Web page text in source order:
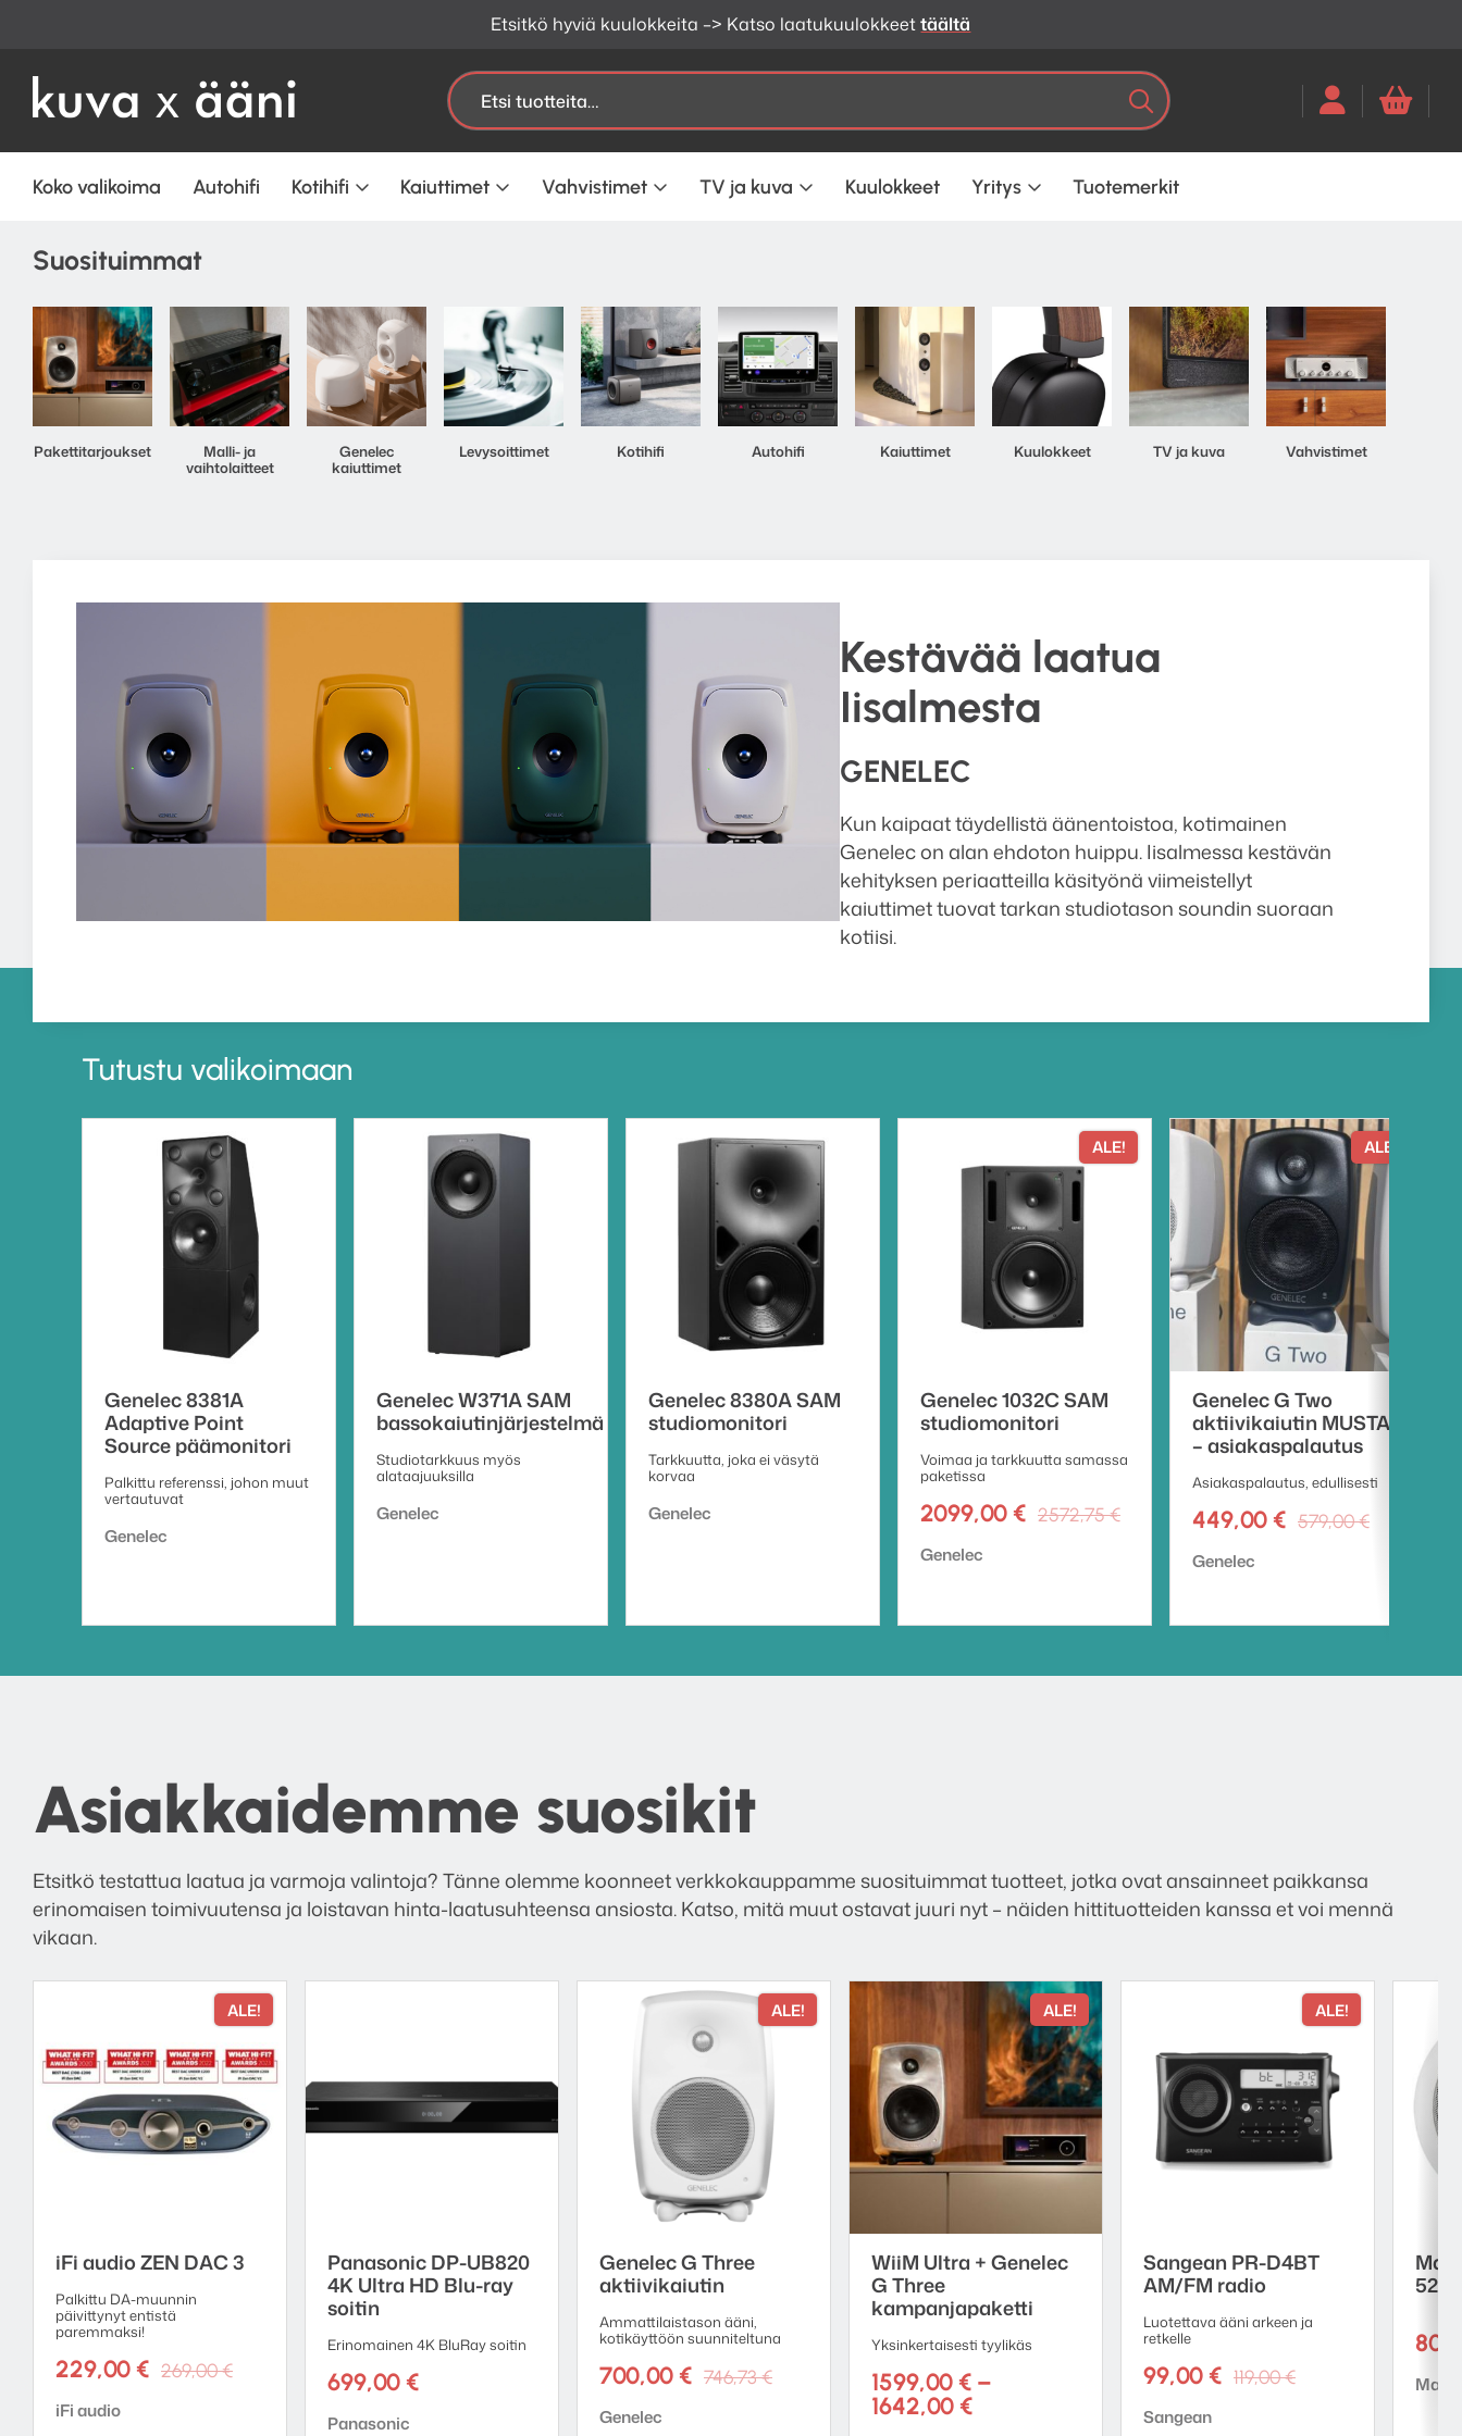
Etsi: HakuKun tuloksia tulee, voit selata
Koko valikoima Autohifi Kotihifi Kaiuttimet Vahvistimet TV ja kuva Kuulokkeet Yritys Tuotemerkit
Suosituimmat
Pakettitarjoukset
Malli- ja
vaihtolaitteet
Genelec
kaiuttimet
Levysoittimet Kotihifi Autohifi Kaiuttimet Kuulokkeet TV ja kuva Vahvistimet
Kestävää laatua
Iisalmesta
GENELEC
Kun kaipaat täydellistä äänentoistoa, kotimainen
Genelec on alan ehdoton huippu. Iisalmessa kestävän
kehityksen periaatteilla käsityönä viimeistellyt
kaiuttimet tuovat tarkan studiotason soundin suoraan
kotiisi.
Tutustu valikoimaan
Genelec 8381A
Adaptive Point
Source päämonitori
Palkittu referenssi, johon muut
vertautuvat
Tuotemerkki:
Genelec
Genelec W371A SAM
bassokaiutinjärjestelmä
Studiotarkkuus myös
alataajuuksilla
Tuotemerkki:
Genelec
Genelec 8380A SAM
studiomonitori
Tarkkuutta, joka ei väsytä
korvaa
Tuotemerkki:
Genelec
ALE!
Genelec 1032C SAM
studiomonitori
Voimaa ja tarkkuutta samassa
paketissa
2572,75€Alkuperäinen
2099,00 €
Nykyinen
Tuotemerkki:
Genelec
ALE!
Genelec G Two
aktiivikaiutin MUSTA
– asiakaspalautus
Asiakaspalautus, edullisesti
579,00€
449,00 €
Tuotemerkki:
Genelec
Asiakkaidemme suosikit
Etsitkö testattua laatua ja varmoja valintoja? Tänne olemme koonneet verkkokauppamme suosituimmat tuotteet, jotka ovat ansainneet paikkansa
erinomaisen toimivuutensa ja loistavan hinta-laatusuhteensa ansiosta. Katso, mitä muut ostavat juuri nyt – näiden hittituotteiden kanssa et voi mennä
vikaan.
ALE!
iFi audio ZEN DAC 3
Palkittu DA-muunnin
päivittynyt entistä
paremmaksi!
269,00€Alkuperäinen
229,00 €
Nykyinen
Tuotemerkki:
iFi audio
Panasonic DP-UB820
4K Ultra HD Blu-ray
soitin
Erinomainen 4K BluRay soitin
699,00 €
Tuotemerkki:
Panasonic
ALE!
Genelec G Three
aktiivikaiutin
Ammattilaistason ääni,
kotikäyttöön suunniteltuna
746,73€Alkuperäinen
700,00 €
Nykyinen
Tuotemerkki:
Genelec
ALE!
WiiM Ultra + Genelec
G Three
kampanjapaketti
Yksinkertaisesti tyylikäs
1599,00 € –
1642,00 €Hintaluokka:
ALE!
Sangean PR-D4BT
AM/FM radio
Luotettava ääni arkeen ja
retkelle
119,00€Alkuperäinen
99,00 €
Nykyinen
Tuotemerkki:
Sangean
52